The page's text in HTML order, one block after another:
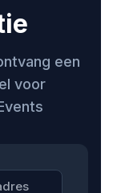
een
voor